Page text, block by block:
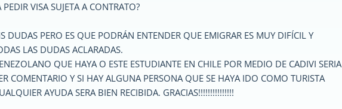
PEDIR VISA SUJETA A CONTRATO?
DUDAS PERO ES QUE PODRÁN ENTENDER QUE EMIGRAR ES MUY DIFÍCIL Y
LAS DUDAS ACLARADAS.
QUE HAYA O ESTE ESTUDIANTE EN CHILE POR MEDIO DE CADIVI SERIA
COMENTARIO Y SI HAY ALGUNA PERSONA QUE SE HAYA IDO COMO TURISTA
AYUDA SERA BIEN RECIBIDA. GRACIAS!!!!!!!!!!!!!!!